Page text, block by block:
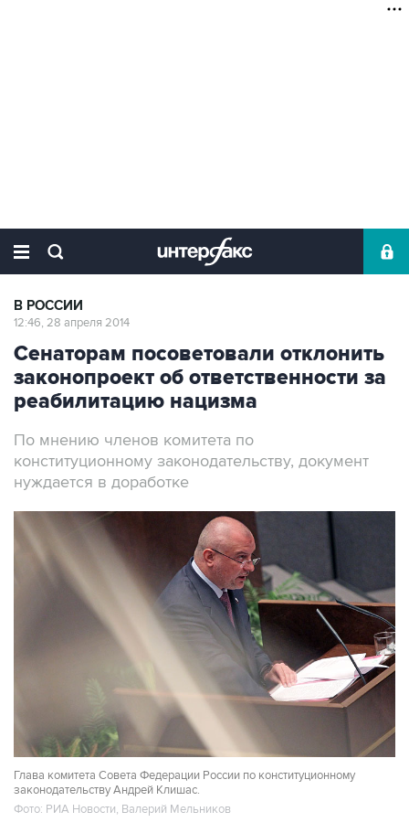
В РОССИИ
12:46, 28 апреля 2014
Сенаторам посоветовали отклонить
законопроект об ответственности за
реабилитацию нацизма
По мнению членов комитета по
конституционному законодательству, документ
нуждается в доработке
Глава комитета Совета Федерации России по конституционному
законодательству Андрей Клишас.
Фото: РИА Новости, Валерий Мельников